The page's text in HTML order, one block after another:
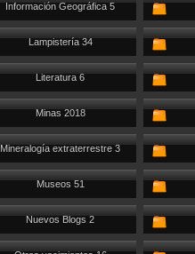
Información Geográfica 5
Lampistería 34
Literatura 6
Minas 2018
Mineralogía extraterrestre 3
Museos 51
Nuevos Blogs 2